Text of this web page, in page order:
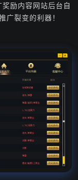
励内容网站后台自
广裂变的利器！